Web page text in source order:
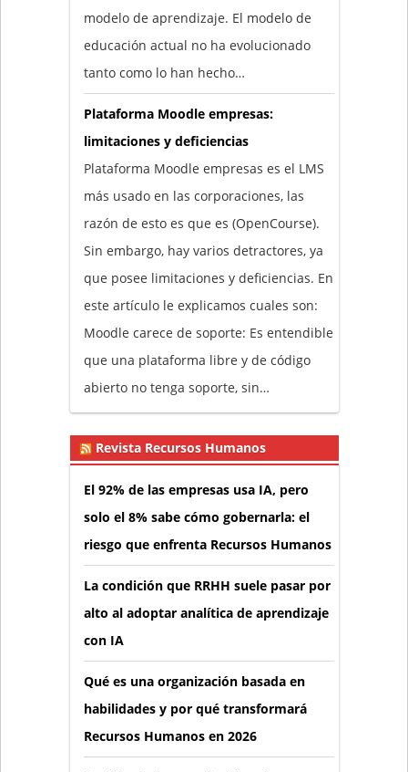
modelo de aprendizaje. El modelo de
educación actual no ha evolucionado
tanto como lo han hecho…
Plataforma Moodle empresas:
limitaciones y deficiencias
Plataforma Moodle empresas es el LMS
más usado en las corporaciones, las
razón de esto es que es (OpenCourse).
Sin embargo, hay varios detractores, ya
que posee limitaciones y deficiencias. En
este artículo le explicamos cuales son:
Moodle carece de soporte: Es entendible
que una plataforma libre y de código
abierto no tenga soporte, sin…
Revista Recursos Humanos
El 92% de las empresas usa IA, pero
solo el 8% sabe cómo gobernarla: el
riesgo que enfrenta Recursos Humanos
La condición que RRHH suele pasar por
alto al adoptar analítica de aprendizaje
con IA
Qué es una organización basada en
habilidades y por qué transformará
Recursos Humanos en 2026